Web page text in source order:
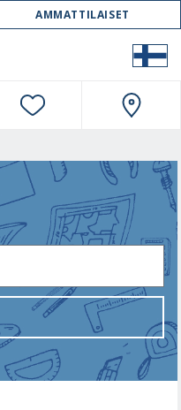
AMMATTILAISET